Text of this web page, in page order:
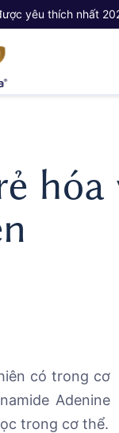
yêu thích nhất
hóa
có trong cơ
Adenine
trong cơ thể.